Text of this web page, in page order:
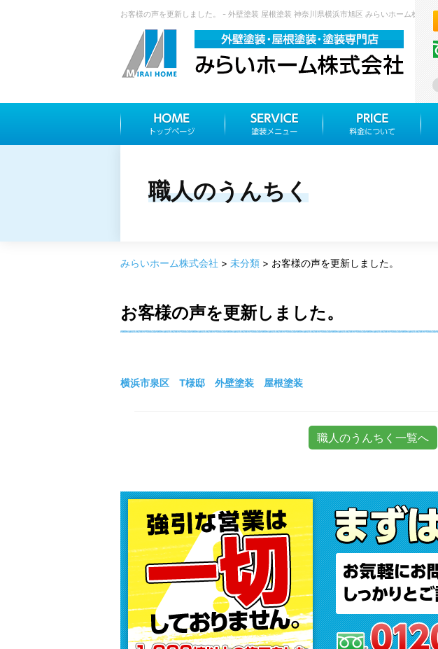
お客様の声を更新しました。 - 外壁塗装 屋根塗装 神奈川県横浜市旭区 みらいホーム株式会社
職人のうんちく
みらいホーム株式会社 > 未分類 > お客様の声を更新しました。
お客様の声を更新しました。
横浜市泉区 T様邸 外壁塗装 屋根塗装
職人のうんちく一覧へ